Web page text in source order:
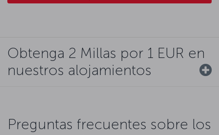
Obtenga 2 Millas por 1 EUR en
nuestros alojamientos
Preguntas frecuentes sobre los